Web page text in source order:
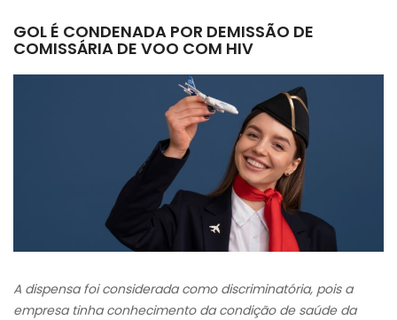
GOL É CONDENADA POR DEMISSÃO DE
COMISSÁRIA DE VOO COM HIV
A dispensa foi considerada como discriminatória, pois a
empresa tinha conhecimento da condição de saúde da